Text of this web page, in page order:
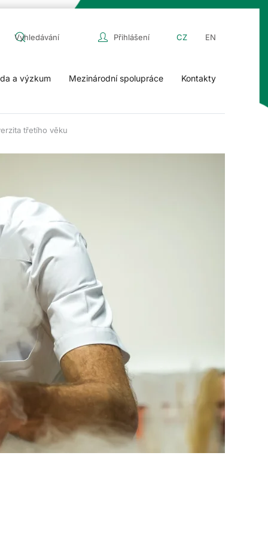
Přihlášení CZ EN
a výzkum Mezinárodní spolupráce Kontakty
třetího věku